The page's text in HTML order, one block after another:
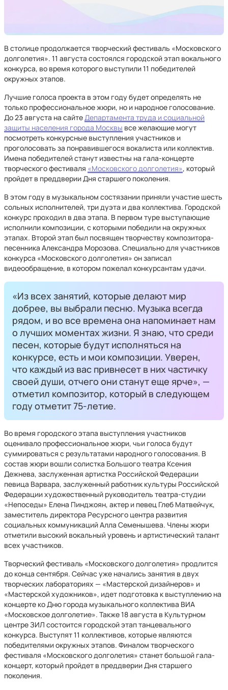
В столице продолжается творческий фестиваль «Московского
долголетия». 11 августа состоялся городской этап вокального
конкурса, во время которого выступили 11 победителей
окружных этапов.
Лучшие голоса проекта в этом году будет определять не
только профессиональное жюри, но и народное голосование.
До 23 августа на сайтеДепартамента труда и социальной
защиты населения города Москвы все желающие могут
посмотреть конкурсные выступления участников и
проголосовать за понравившегося вокалиста или коллектив.
Имена победителей станут известны на гала-концерте
творческого фестиваля «Московского долголетия», который
пройдет в преддверии Дня старшего поколения.
В этом году в музыкальном состязании приняли участие шесть
сольных исполнителей, три дуэта и два коллектива. Городской
конкурс проходил в два этапа. В первом туре выступающие
исполнили композиции, с которыми победили на окружных
этапах. Второй этап был посвящен творчеству композитора-
песенника Александра Морозова. Специально для участников
конкурса «Московского долголетия» он записал
видеообращение, в котором пожелал конкурсантам удачи.
«Из всех занятий, которые делают мир
добрее, вы выбрали песню. Музыка всегда
рядом, и во все времена она напоминает нам
о лучших моментах жизни. Я знаю, что среди
песен, которые будут исполняться на
конкурсе, есть и мои композиции. Уверен,
что каждый из вас привнесет в них частичку
своей души, отчего они станут еще ярче», —
отметил композитор, который в следующем
году отметит 75-летие.
Во время городского этапа выступления участников
оценивало профессиональное жюри, чьи голоса будут
суммироваться с результатами народного голосования. В
состав жюри вошли солистка Большого театра Ксения
Дежнева, заслуженная артистка Российской Федерации
певица Варвара, заслуженный работник культуры Российской
Федерации художественный руководитель театра-студии
«Непоседы» Елена Пинджоян, актер и певец Глеб Матвейчук,
заместитель директора Ресурсного центра развития
социальных коммуникаций Алла Семенышева. Члены жюри
отметили высокий вокальный уровень и артистический талант
всех участников.
Творческий фестиваль «Московского долголетия» продлится
до конца сентября. Сейчас уже начались занятия в двух
творческих лабораториях — «Мастерской дизайнеров» и
«Мастерской художников», идет подготовка к выступлению на
концерте ко Дню города музыкального коллектива ВИА
«Московское долголетие». Также 18 августа в Культурном
центре ЗИЛ состоится городской этап танцевального
конкурса. Выступят 11 коллективов, которые являются
победителями окружных этапов. Финалом творческого
фестиваля «Московского долголетия» станет большой гала-
концерт, который пройдет в преддверии Дня старшего
поколения.